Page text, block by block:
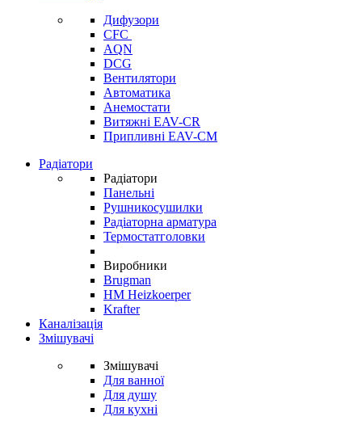
Дифузори
CFC
AQN
DCG
Вентилятори
Автоматика
Анемостати
Витяжні EAV-CR
Припливні EAV-CM
Радіатори
Радіатори
Панельні
Рушникосушилки
Радіаторна арматура
Термостатголовки
Виробники
Brugman
HM Heizkoerper
Krafter
Каналізація
Змішувачі
Змішувачі
Для ванної
Для душу
Для кухні